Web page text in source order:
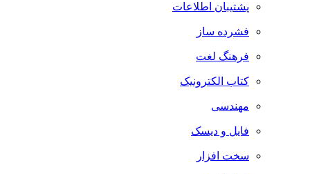
پشتیبان اطلاعات
فشرده ساز
فرهنگ لغت
کتاب الکترونیک
مهندسی
فایل و دیسک
سخت افزار